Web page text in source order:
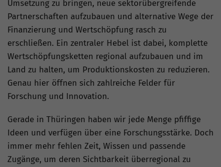
Umsetzung zu bringen, neue sektorübergreifende
Partnerschaften aufzubauen und alternative Wege der
Finanzierung und Wertschöpfung rasch zu
erschließen. Ein zentraler Hebel ist dabei, komplette
Wertschöpfungsketten regional aufzubauen und im
Land zu halten, um Produktionskosten zu reduzieren.
Genau hier öffnen sich zahlreiche Felder für
Forschung und Innovation.
Gerade in Thüringen haben wir jede Menge pfiffige
Ideen und verfügen über eine Forschungsstärke. Doch
immer mehr fehlen Zeit, Wissen und passende
Zugänge, um deren Sichtbarkeit überregional zu